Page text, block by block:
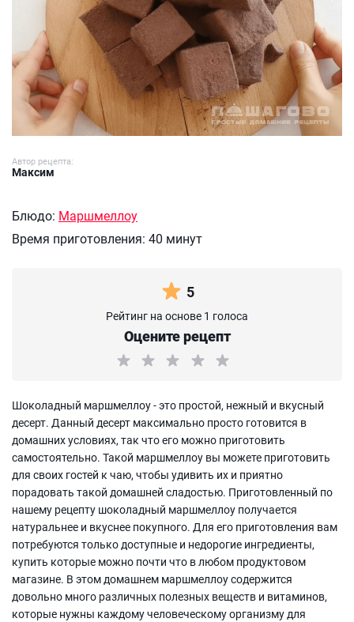
Автор рецепта:
Максим
Блюдо: Маршмеллоу
Время приготовления: 40 минут
5
Рейтинг на основе 1 голоса
Оцените рецепт
Шоколадный маршмеллоу - это простой, нежный и вкусный
десерт. Данный десерт максимально просто готовится в
домашних условиях, так что его можно приготовить
самостоятельно. Такой маршмеллоу вы можете приготовить
для своих гостей к чаю, чтобы удивить их и приятно
порадовать такой домашней сладостью. Приготовленный по
нашему рецепту шоколадный маршмеллоу получается
натуральнее и вкуснее покупного. Для его приготовления вам
потребуются только доступные и недорогие ингредиенты,
купить которые можно почти что в любом продуктовом
магазине. В этом домашнем маршмеллоу содержится
довольно много различных полезных веществ и витаминов,
которые нужны каждому человеческому организму для